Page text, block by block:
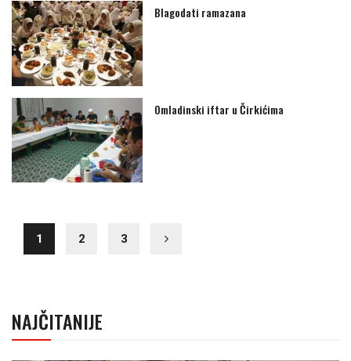
Blagodati ramazana
Omladinski iftar u Čirkićima
1 2 3
NAJČITANIJE